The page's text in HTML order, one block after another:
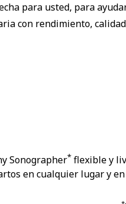
para usted, para
con rendimiento,
Sonographer* flexible y
en cualquier lugar y